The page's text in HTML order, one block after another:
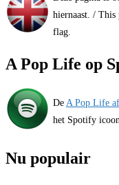
hiernaast. /
flag.
A Pop Life op
De A Pop Life
het Spotify
Nu populair